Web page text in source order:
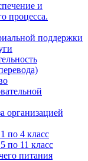
и
процесса.
поддержки
организацией
по 4 класс
по 11 класс
питания